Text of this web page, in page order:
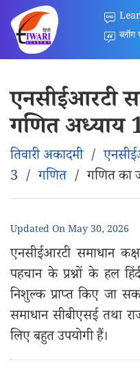
ब्लॉग
एनसीईआरटी
गणित अध्याय
तिवारी अकादमी/
3 /गणित/गणित का
Updated OnMay 30, 2026
एनसीईआरटी समाधान
पहचान के प्रश्नों के हल
निशुल्क प्राप्त किए जा
समाधान सीबीएसई तथा
लिए बहुत उपयोगी हैं।